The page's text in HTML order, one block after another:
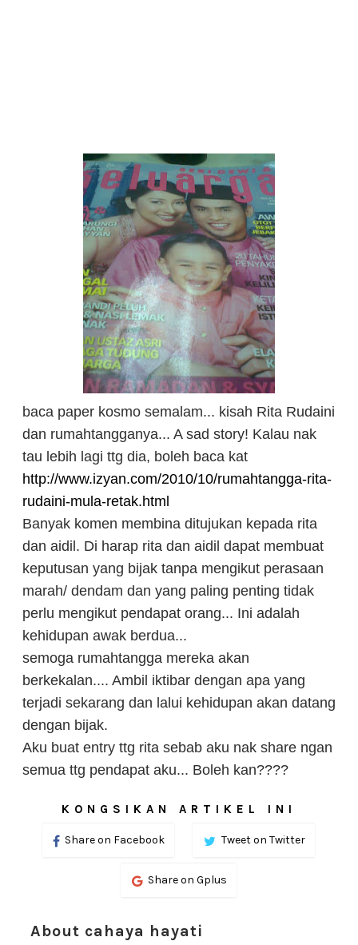
baca paper kosmo semalam... kisah Rita Rudaini
dan rumahtangganya... A sad story! Kalau nak
tau lebih lagi ttg dia, boleh baca kat
http://www.izyan.com/2010/10/rumahtangga-rita-
rudaini-mula-retak.html
Banyak komen membina ditujukan kepada rita
dan aidil. Di harap rita dan aidil dapat membuat
keputusan yang bijak tanpa mengikut perasaan
marah/ dendam dan yang paling penting tidak
perlu mengikut pendapat orang... Ini adalah
kehidupan awak berdua...
semoga rumahtangga mereka akan
berkekalan.... Ambil iktibar dengan apa yang
terjadi sekarang dan lalui kehidupan akan datang
dengan bijak.
Aku buat entry ttg rita sebab aku nak share ngan
semua ttg pendapat aku... Boleh kan????
KONGSIKAN ARTIKEL INI
Share on Facebook Tweet on Twitter
Share on Gplus
About cahaya hayati